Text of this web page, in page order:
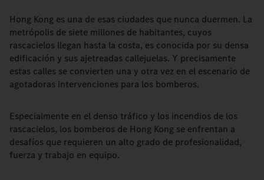
Hong Kong es una de esas ciudades que nunca duermen. La
metrópolis de siete millones de habitantes, cuyos
rascacielos llegan hasta la costa, es conocida por su densa
edificación y sus ajetreadas callejuelas. Y precisamente
estas calles se convierten una y otra vez en el escenario de
agotadoras intervenciones para los bomberos.
Especialmente en el denso tráfico y los incendios de los
rascacielos, los bomberos de Hong Kong se enfrentan a
desafíos que requieren un alto grado de profesionalidad,
fuerza y trabajo en equipo.